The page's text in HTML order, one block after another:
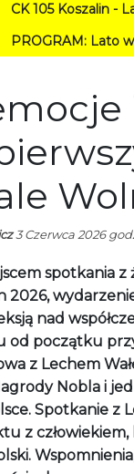
- Lato w Mieście
w Amfiteatrze
3 Czerwca 2026
spotkania
2026,
nad
od początku
z Lechem
Nobla i
Spotkanie z
z